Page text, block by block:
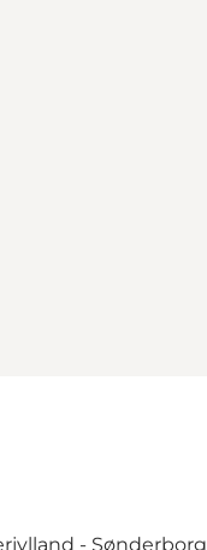
- Sønderborg